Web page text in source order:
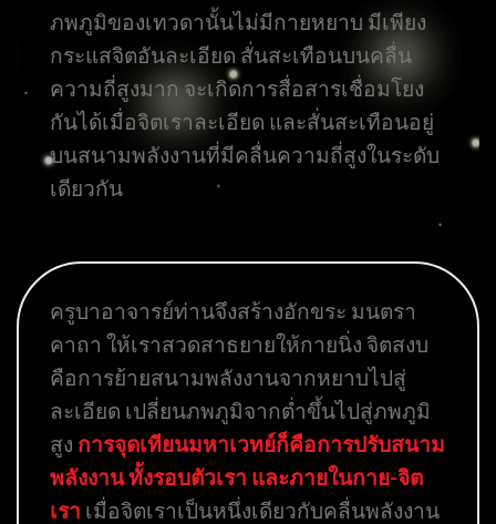
ภพภูมิของเทวดานั้นไม่มีกายหยาบ มีเพียง
กระแสจิตอันละเอียด สั่นสะเทือนบนคลื่น
ความถี่สูงมาก จะเกิดการสื่อสารเชื่อมโยง
กันได้เมื่อจิตเราละเอียด และสั่นสะเทือนอยู่
บนสนามพลังงานที่มีคลื่นความถี่สูงในระดับ
เดียวกัน
ครูบาอาจารย์ท่านจึงสร้างอักขระ มนตรา
คาถา ให้เราสวดสาธยายให้กายนิ่ง จิตสงบ
คือการย้ายสนามพลังงานจากหยาบไปสู่
ละเอียด เปลี่ยนภพภูมิจากต่ำขึ้นไปสู่ภพภูมิ
สูง การจุดเทียนมหาเวทย์ก็คือการปรับสนาม
พลังงาน ทั้งรอบตัวเรา และภายในกาย-จิต
เรา เมื่อจิตเราเป็นหนึ่งเดียวกับคลื่นพลังงาน